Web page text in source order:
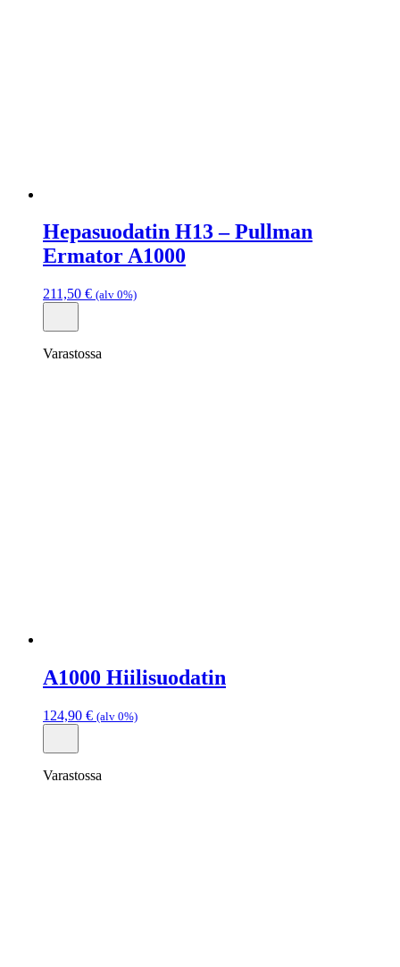
Hepasuodatin H13 – Pullman
Ermator A1000
211,50 € (alv 0%)
Varastossa
A1000 Hiilisuodatin
124,90 € (alv 0%)
Varastossa